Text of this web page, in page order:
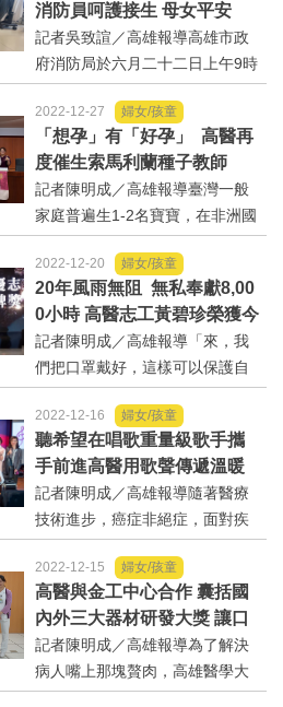
父母不變的承諾，這是高市府首
座，也是直轄市政府第一座...
消防員呵護接生 母女平安
記者吳致諠／高雄報導高雄市政
府消防局於六月二十二日上午9時
40分許接獲一件仁武區孕婦急產
救護，立即派遣仁武分隊救護車
前往現場。救護人員到達現場
時，發現孕婦身處廁所，立刻拿
出急產專用生產包，引...
2022-12-27 婦女/孩童
「想孕」有「好孕」 高醫再
度催生索馬利蘭種子教師
記者陳明成／高雄報導臺灣一般
家庭普遍生1-2名寶寶，在非洲國
家生個10名比比皆是，但因醫療
資源貧乏，難產及嬰兒夭折是臺
灣的數十倍數。高雄醫學大學附
設中和紀念醫院（以下簡稱高
醫）在財團法人國際合作發展...
2022-12-20 婦女/孩童
20年風雨無阻 無私奉獻8,00
0小時 高醫志工黃碧珍榮獲今
年全國志願服務金牌獎
記者陳明成／高雄報導「來，我
們把口罩戴好，這樣可以保護自
己、也保護別人」。在高雄醫學
大學附設中和紀念醫院精神科門
診，有位穿著高醫志工背心、身
材嬌小的女士，正用著輕柔的語
調跟病人說話；其親切的服...
2022-12-16 婦女/孩童
聽希望在唱歌重量級歌手攜
手前進高醫用歌聲傳遞溫暖
與祝福抗癌
記者陳明成／高雄報導隨著醫療
技術進步，癌症非絕症，面對疾
病不能單憑醫療，癌友的心理需
求也應被滿足。因此，為給予病
友、家屬與醫療團隊更多心理支
持，癌症希望基金會昨(15)晚6
時，再次與高雄醫學大學附設...
2022-12-15 婦女/孩童
高醫與金工中心合作 囊括國
內外三大器材研發大獎 讓口
腔癌術後患者不再掛肉團流
口水 .
記者陳明成／高雄報導為了解決
病人嘴上那塊贅肉，高雄醫學大
學附設中和紀念醫院外科部長郭